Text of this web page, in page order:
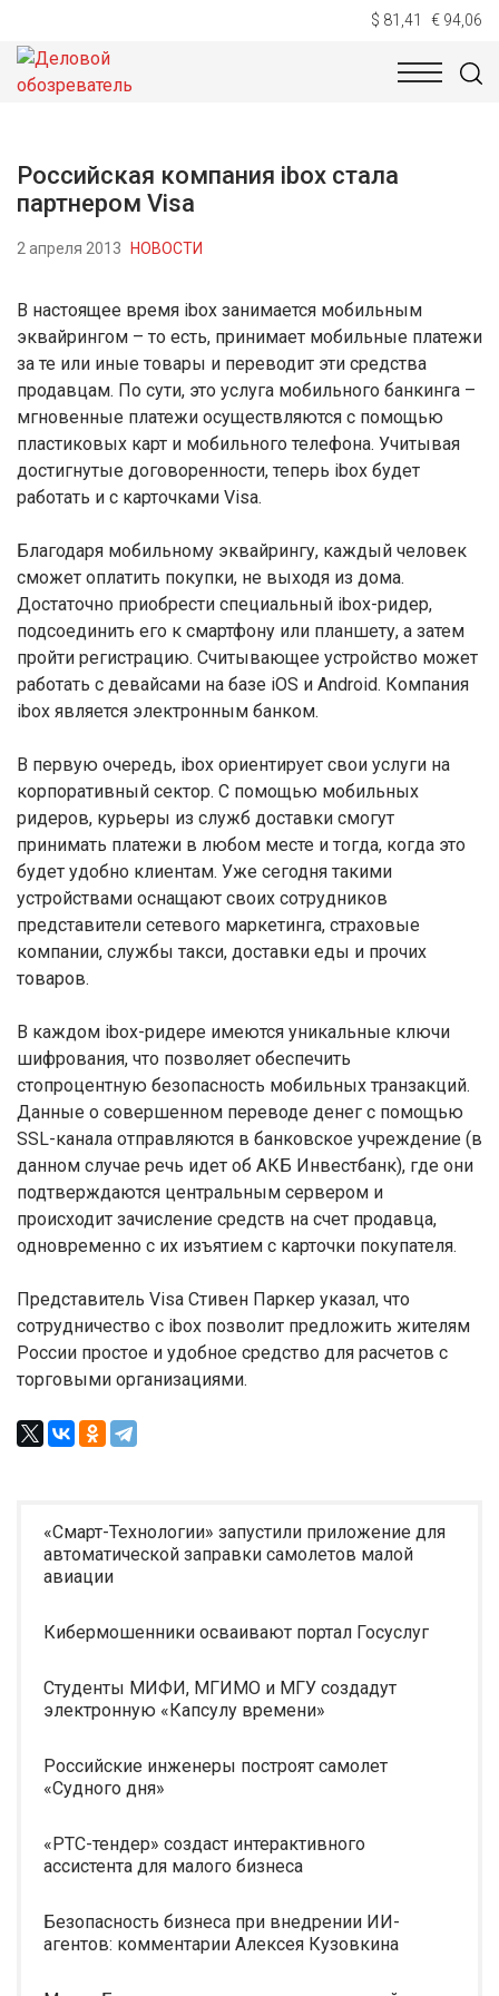
$ 81,41 € 94,06
НОВОСТИ
Российская компания ibox стала
партнером Visa
2 апреля 2013 НОВОСТИ
В настоящее время ibox занимается мобильным
эквайрингом – то есть, принимает мобильные платежи
за те или иные товары и переводит эти средства
продавцам. По сути, это услуга мобильного банкинга –
мгновенные платежи осуществляются с помощью
пластиковых карт и мобильного телефона. Учитывая
достигнутые договоренности, теперь ibox будет
работать и с карточками Visa.
Благодаря мобильному эквайрингу, каждый человек
сможет оплатить покупки, не выходя из дома.
Достаточно приобрести специальный ibox-ридер,
подсоединить его к смартфону или планшету, а затем
пройти регистрацию. Считывающее устройство может
работать с девайсами на базе iOS и Android. Компания
ibox является электронным банком.
В первую очередь, ibox ориентирует свои услуги на
корпоративный сектор. С помощью мобильных
ридеров, курьеры из служб доставки смогут
принимать платежи в любом месте и тогда, когда это
будет удобно клиентам. Уже сегодня такими
устройствами оснащают своих сотрудников
представители сетевого маркетинга, страховые
компании, службы такси, доставки еды и прочих
товаров.
В каждом ibox-ридере имеются уникальные ключи
шифрования, что позволяет обеспечить
стопроцентную безопасность мобильных транзакций.
Данные о совершенном переводе денег с помощью
SSL-канала отправляются в банковское учреждение (в
данном случае речь идет об АКБ Инвестбанк), где они
подтверждаются центральным сервером и
происходит зачисление средств на счет продавца,
одновременно с их изъятием с карточки покупателя.
Представитель Visa Стивен Паркер указал, что
сотрудничество с ibox позволит предложить жителям
России простое и удобное средство для расчетов с
торговыми организациями.
«Смарт-Технологии» запустили приложение для
автоматической заправки самолетов малой
авиации
Кибермошенники осваивают портал Госуслуг
Студенты МИФИ, МГИМО и МГУ создадут
электронную «Капсулу времени»
Российские инженеры построят самолет
«Судного дня»
«РТС-тендер» создаст интерактивного
ассистента для малого бизнеса
Безопасность бизнеса при внедрении ИИ-
агентов: комментарии Алексея Кузовкина